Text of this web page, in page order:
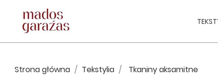
Strona główna Tekstylia Tkaniny aksamitne